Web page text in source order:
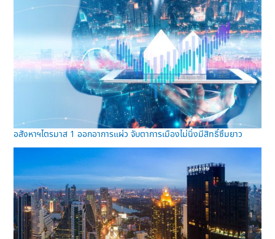
อสังหาฯไตรมาส 1 ออกอาการแผ่ว จับตาการเมืองไม่นิ่งมีสิทธิ์ซึมยาว